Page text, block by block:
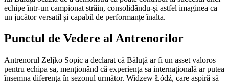
echipe într-un campionat străin, consolidându-și astfel imaginea ca
un jucător versatil și capabil de performanțe înalta.
Punctul de Vedere al Antrenorilor
Antrenorul Zeljko Sopic a declarat că Băluță ar fi un asset valoros
pentru echipa sa, menționând că experiența sa internațională ar putea
însemna diferența în sezonul următor. Widzew Łódź, care aspiră să